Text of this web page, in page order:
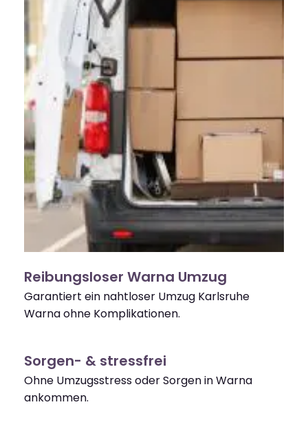
Reibungsloser Warna Umzug
Garantiert ein nahtloser Umzug Karlsruhe
Warna ohne Komplikationen.
Sorgen- & stressfrei
Ohne Umzugsstress oder Sorgen in Warna
ankommen.